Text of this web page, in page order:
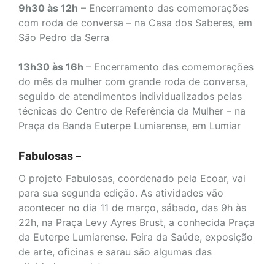
9h30 às 12h – Encerramento das comemorações
com roda de conversa – na Casa dos Saberes, em
São Pedro da Serra
13h30 às 16h – Encerramento das comemorações
do mês da mulher com grande roda de conversa,
seguido de atendimentos individualizados pelas
técnicas do Centro de Referência da Mulher – na
Praça da Banda Euterpe Lumiarense, em Lumiar
Fabulosas –
O projeto Fabulosas, coordenado pela Ecoar, vai
para sua segunda edição. As atividades vão
acontecer no dia 11 de março, sábado, das 9h às
22h, na Praça Levy Ayres Brust, a conhecida Praça
da Euterpe Lumiarense. Feira da Saúde, exposição
de arte, oficinas e sarau são algumas das